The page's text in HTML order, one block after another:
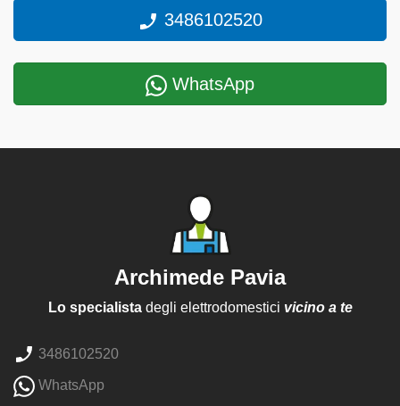
3486102520
WhatsApp
Archimede Pavia
Lo specialistadegli elettrodomestici vicino a te
3486102520
WhatsApp